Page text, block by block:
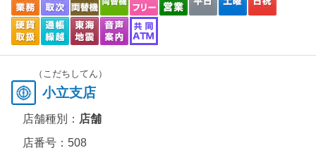
（こだちしてん）
小立支店
店舗種別： 店舗
店番号：508